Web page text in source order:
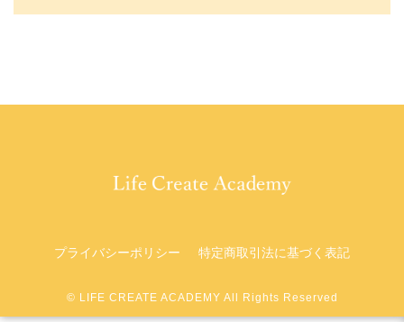
プライバシーポリシー 特定商取引法に基づく表記
©︎ LIFE CREATE ACADEMY All Rights Reserved